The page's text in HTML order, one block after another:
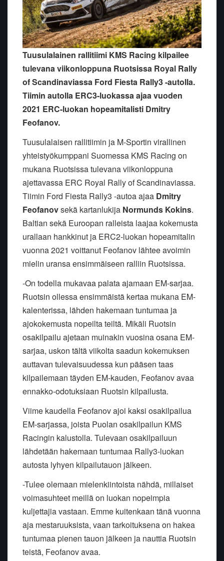
Tuusulalainen rallitiimi KMS Racing kilpailee
tulevana viikonloppuna Ruotsissa Royal Rally
of Scandinaviassa Ford Fiesta Rally3 -autolla.
Tiimin autolla ERC3-luokassa ajaa vuoden
2021 ERC-luokan hopeamitalisti Dmitry
Feofanov.
Tuusulalaisen rallitiimin ja M-Sportin virallinen
yhteistyökumppani Suomessa KMS Racing on
mukana Ruotsissa tulevana viikonloppuna
ajettavassa ERC Royal Rally of Scandinaviassa.
Tiimin Ford Fiesta Rally3 -autoa ajaa Dmitry
Feofanovsekä kartanlukija Normunds Kokins.
Baltian sekä Euroopan ralleista laajaa kokemusta
urallaan hankkinut ja ERC2-luokan hopeamitalin
vuonna 2021 voittanut Feofanov lähtee avoimin
mielin uransa ensimmäiseen ralliin Ruotsissa.
-On todella mukavaa palata ajamaan EM-sarjaa.
Ruotsin ollessa ensimmäistä kertaa mukana EM-
kalenterissa, lähden hakemaan tuntumaa ja
ajokokemusta nopeilta teiltä. Mikäli Ruotsin
osakilpailu ajetaan muinakin vuosina osana EM-
sarjaa, uskon tältä viikolta saadun kokemuksen
auttavan tulevaisuudessa kun pääsen taas
kilpailemaan täyden EM-kauden, Feofanov avaa
ennakko-odotuksiaan Ruotsin kilpailusta.
Viime kaudella Feofanov ajoi kaksi osakilpailua
EM-sarjassa, joista Puolan osakilpailun KMS
Racingin kalustolla. Tulevaan osakilpailuun
lähdetään hakemaan tuntumaa Rally3-luokan
autosta lyhyen kilpailutauon jälkeen.
-Tulee olemaan mielenkiintoista nähdä, millaiset
voimasuhteet meillä on luokan nopeimpia
kuljettajia vastaan. Emme kuitenkaan tänä vuonna
aja mestaruuksista, vaan tarkoituksena on hakea
tuntumaa pienen tauon jälkeen ja nauttia Ruotsin
teistä, Feofanov avaa.